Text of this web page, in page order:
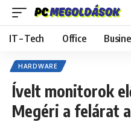
IT – Tech Office
HARDWARE
Ívelt monitorok
Megéri a felárat